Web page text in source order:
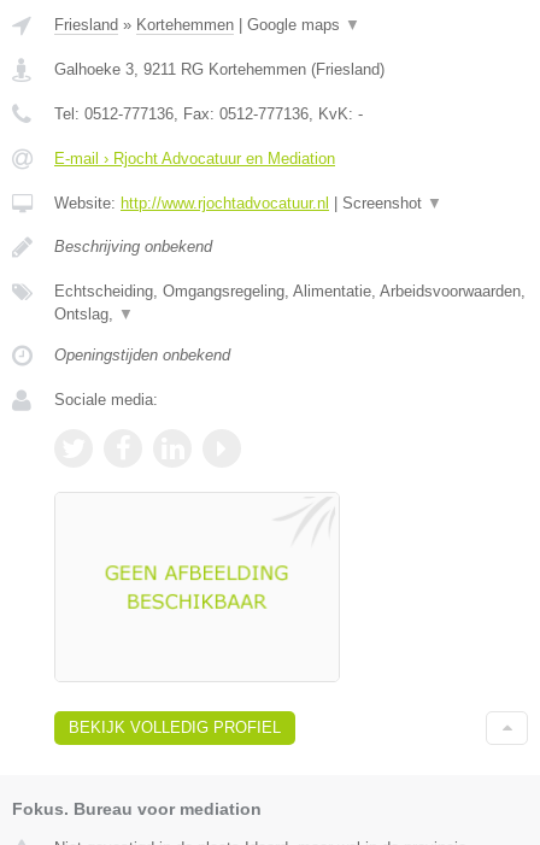
Friesland » Kortehemmen | Google maps ▼
Galhoeke 3 9211 RG Kortehemmen (Friesland)
Tel: 0512-777136 , Fax: 0512-777136 , KvK: -
E-mail › Rjocht Advocatuur en Mediation
Website: http://www.rjochtadvocatuur.nl | Screenshot ▼
Beschrijving onbekend
Echtscheiding, Omgangsregeling, Alimentatie, Arbeidsvoorwaarden,
Ontslag,
▼
Openingstijden onbekend
Sociale media:
BEKIJK VOLLEDIG PROFIEL
Fokus. Bureau voor mediation